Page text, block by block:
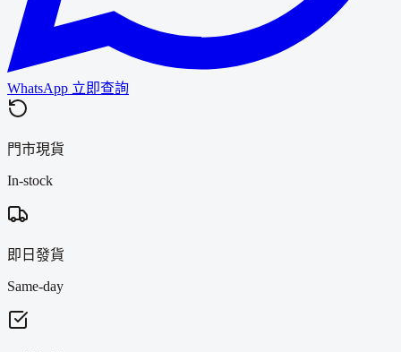
WhatsApp 立即查詢
門市現貨
In-stock
即日發貨
Same-day